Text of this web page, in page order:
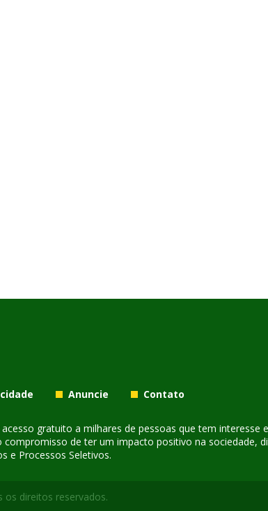
Anuncie Contato
gratuito a milhares de pessoas que tem
de ter um impacto positivo na sociedade,
e Processos Seletivos.
os direitos reservados.